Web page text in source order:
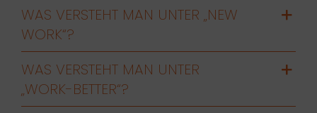
WAS VERSTEHT MAN UNTER „NEW
WORK“?
WAS VERSTEHT MAN UNTER
„WORK-BETTER“?